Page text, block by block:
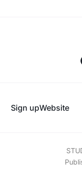
Sign upWebsite